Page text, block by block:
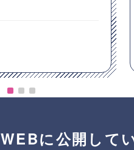
WEBに公開して